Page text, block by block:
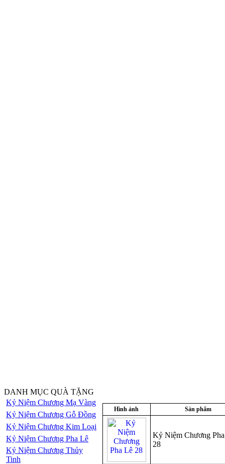
DANH MỤC QUÀ TẶNG
Kỷ Niệm Chương Mạ Vàng
Kỷ Niệm Chương Gỗ Đồng
Kỷ Niệm Chương Kim Loại
Kỷ Niệm Chương Pha Lê
Kỷ Niệm Chương Thủy
Tinh
Hình ảnh Sản phẩm
Kỷ Niệm Chương
28